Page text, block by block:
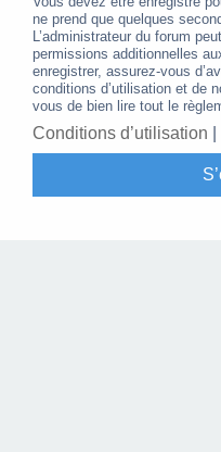
ne prend que quelques
L’administrateur du forum
permissions additionnelles
enregistrer, assurez-vous
conditions d’utilisation et de
vous de bien lire tout le
Conditions d’utilisation